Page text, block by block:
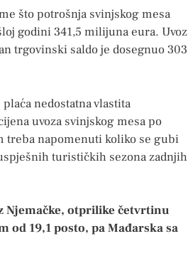
što potrošnja svinjskog mesa
godini 341,5 milijuna eura. Uvoz
trgovinski saldo je dosegnuo 303
nedostatna vlastita
uvoza svinjskog mesa po
treba napomenuti koliko se gubi
turističkih sezona zadnjih
Njemačke, otprilike četvrtinu
19,1 posto, pa Mađarska sa